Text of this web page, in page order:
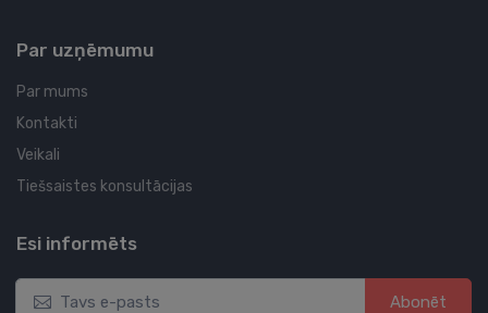
Par uzņēmumu
Par mums
Kontakti
Veikali
Tiešsaistes konsultācijas
Esi informēts
Abonēt